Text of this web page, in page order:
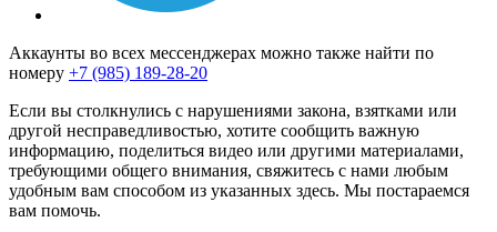
Аккаунты во всех мессенджерах можно также найти по
номеру +7 (985) 189-28-20
Если вы столкнулись с нарушениями закона, взятками или
другой несправедливостью, хотите сообщить важную
информацию, поделиться видео или другими материалами,
требующими общего внимания, свяжитесь с нами любым
удобным вам способом из указанных здесь. Мы постараемся
вам помочь.